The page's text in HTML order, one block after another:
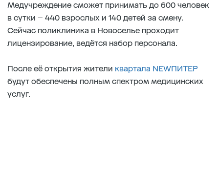
Медучреждение сможет принимать до 600 человек
в сутки – 440 взрослых и 140 детей за смену.
Сейчас поликлиника в Новоселье проходит
лицензирование, ведётся набор персонала.
После её открытия жители квартала NEWПИТЕР
будут обеспечены полным спектром медицинских
услуг.